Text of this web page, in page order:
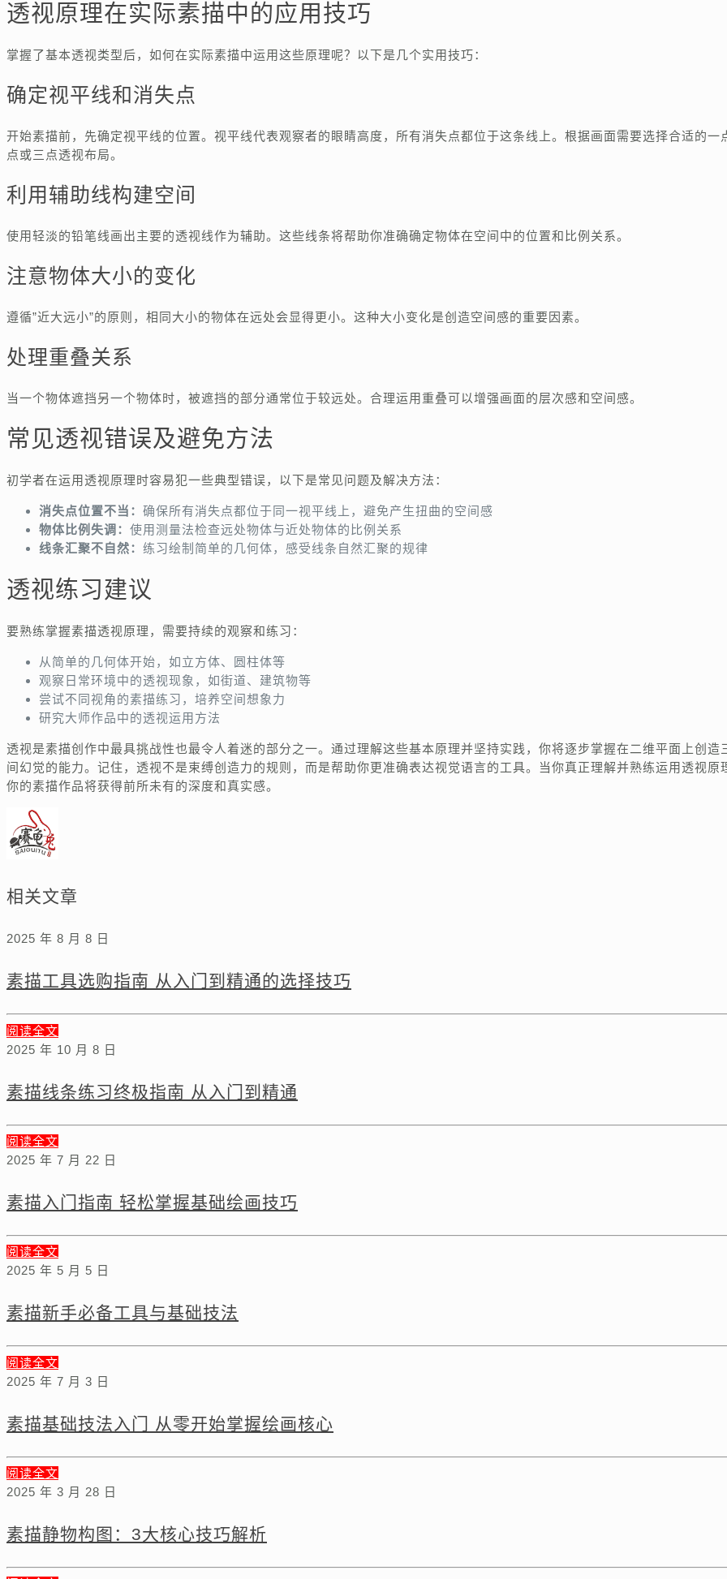
透视原理在实际素描中的应用技巧
掌握了基本透视类型后，如何在实际素描中运用这些原理呢？以下是几个实用技巧：
确定视平线和消失点
开始素描前，先确定视平线的位置。视平线代表观察者的眼睛高度，所有消失点都位于这条线上。根据画面需要选择合适的一
点或三点透视布局。
利用辅助线构建空间
使用轻淡的铅笔线画出主要的透视线作为辅助。这些线条将帮助你准确确定物体在空间中的位置和比例关系。
注意物体大小的变化
遵循”近大远小”的原则，相同大小的物体在远处会显得更小。这种大小变化是创造空间感的重要因素。
处理重叠关系
当一个物体遮挡另一个物体时，被遮挡的部分通常位于较远处。合理运用重叠可以增强画面的层次感和空间感。
常见透视错误及避免方法
初学者在运用透视原理时容易犯一些典型错误，以下是常见问题及解决方法：
消失点位置不当： 确保所有消失点都位于同一视平线上，避免产生扭曲的空间感
物体比例失调： 使用测量法检查远处物体与近处物体的比例关系
线条汇聚不自然： 练习绘制简单的几何体，感受线条自然汇聚的规律
透视练习建议
要熟练掌握素描透视原理，需要持续的观察和练习：
从简单的几何体开始，如立方体、圆柱体等
观察日常环境中的透视现象，如街道、建筑物等
尝试不同视角的素描练习，培养空间想象力
研究大师作品中的透视运用方法
透视是素描创作中最具挑战性也最令人着迷的部分之一。通过理解这些基本原理并坚持实践，你将逐步掌握在二维平面上创造
间幻觉的能力。记住，透视不是束缚创造力的规则，而是帮助你更准确表达视觉语言的工具。当你真正理解并熟练运用透视原
你的素描作品将获得前所未有的深度和真实感。
相关文章
2025 年 8 月 8 日
素描工具选购指南 从入门到精通的选择技巧
阅读全文
2025 年 10 月 8 日
素描线条练习终极指南 从入门到精通
阅读全文
2025 年 7 月 22 日
素描入门指南 轻松掌握基础绘画技巧
阅读全文
2025 年 5 月 5 日
素描新手必备工具与基础技法
阅读全文
2025 年 7 月 3 日
素描基础技法入门 从零开始掌握绘画核心
阅读全文
2025 年 3 月 28 日
素描静物构图：3大核心技巧解析